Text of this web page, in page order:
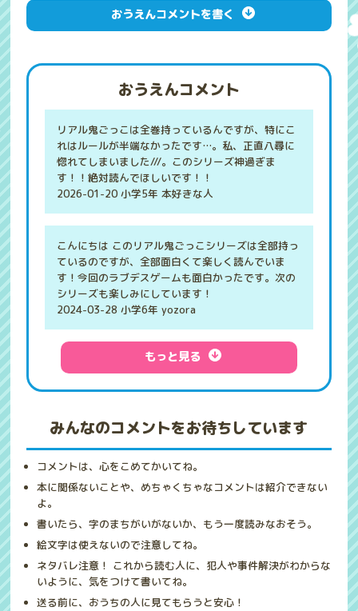
おうえんコメントを書く
おうえんコメント
リアル鬼ごっこは全巻持っているんですが、特にこ
れはルールが半端なかったです…。私、正直八尋に
惚れてしまいました///。このシリーズ神過ぎま
す！！絶対読んでほしいです！！
2026-01-20 小学5年 本好きな人
こんにちは このリアル鬼ごっこシリーズは全部持っ
ているのですが、全部面白くて楽しく読んでいま
す！今回のラブデスゲームも面白かったです。次の
シリーズも楽しみにしています！
2024-03-28 小学6年 yozora
もっと見る
みんなのコメントをお待ちしています
コメントは、心をこめてかいてね。
本に関係ないことや、めちゃくちゃなコメントは紹介できない
よ。
書いたら、字のまちがいがないか、もう一度読みなおそう。
絵文字は使えないので注意してね。
ネタバレ注意！ これから読む人に、犯人や事件解決がわからな
いように、気をつけて書いてね。
送る前に、おうちの人に見てもらうと安心！